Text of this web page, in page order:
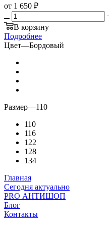
от 1 650 ₽
В корзину
Подробнее
Цвет—Бордовый
Размер—110
110
116
122
128
134
Главная
Сегодня актуально
PRO АНТИШОП
Блог
Контакты